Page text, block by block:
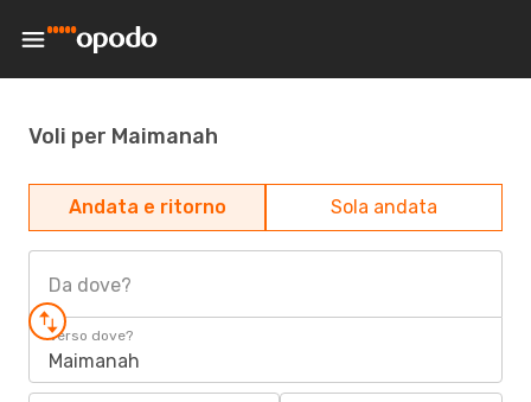
Voli per Maimanah
Andata e ritorno Sola andata
Da dove?
Verso dove?
Maimanah